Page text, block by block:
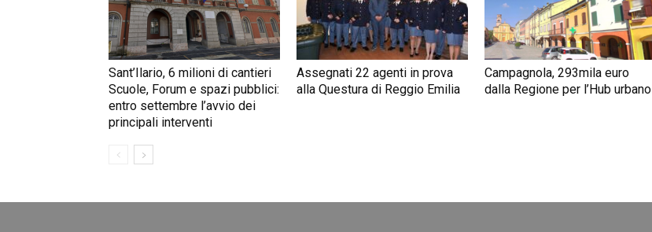
Sant’Ilario, 6 milioni di cantieri
Scuole, Forum e spazi pubblici:
entro settembre l’avvio dei
principali interventi
Assegnati 22 agenti in prova
alla Questura di Reggio Emilia
Campagnola, 293mila euro
dalla Regione per l’Hub urbano